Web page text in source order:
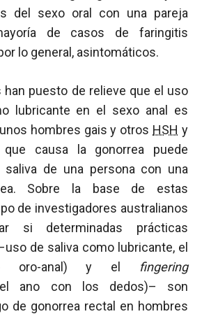
del sexo oral con una pareja
de casos de faringitis
lo general, asintomáticos.
puesto de relieve que el uso
lubricante en el sexo anal es
hombres gais y otros HSH y
causa la gonorrea puede
de una persona con una
Sobre la base de estas
de investigadores australianos
si determinadas prácticas
de saliva como lubricante, el
oro-anal) y el fingering
ano con los dedos)– son
de gonorrea rectal en hombres